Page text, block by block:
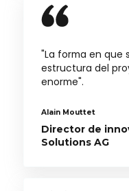
"La forma en que
estructura del
enorme".
Alain Mouttet
Director de
Solutions AG